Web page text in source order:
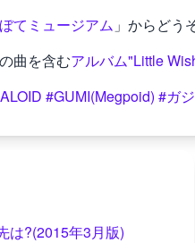
てミュージアム 」からどう
曲を含むアルバム"Little
#GUMI(Megpoid) #ガ
は?(2015年3月版)